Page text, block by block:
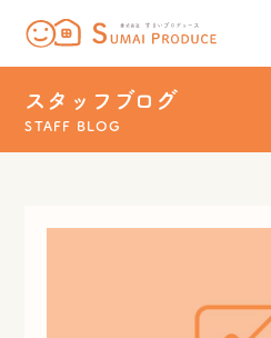
コンセプト
新築
50代からのセカンドライフ
スタッフブログ
STAFF BLOG